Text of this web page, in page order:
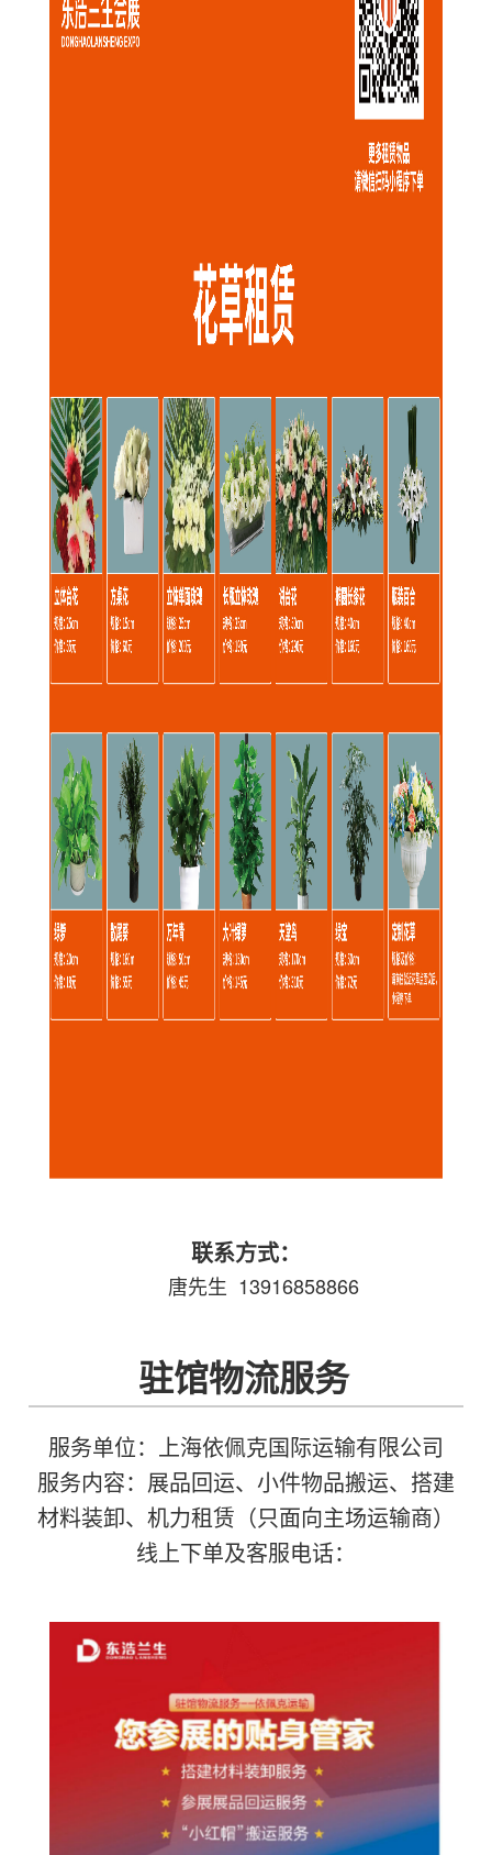
联系方式：
唐先生 13916858866
驻馆物流服务
服务单位：上海依佩克国际运输有限公司
服务内容：展品回运、小件物品搬运、搭建
材料装卸、机力租赁（只面向主场运输商）
线上下单及客服电话：